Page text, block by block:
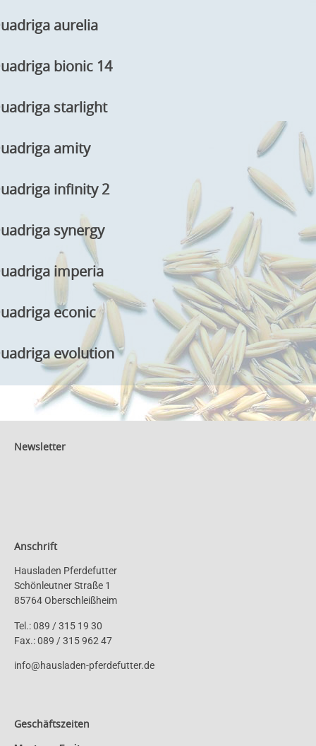
aurelia
bionic 14
starlight
amity
infinity 2
synergy
imperia
econic
evolution
Newsletter
Anschrift
Hausladen Pferdefutter
Schönleutner Straße 1
85764 Oberschleißheim
Tel.: 089 / 315 19 30
Fax.: 089 / 315 962 47
info@hausladen-pferdefutter.de
Geschäftszeiten